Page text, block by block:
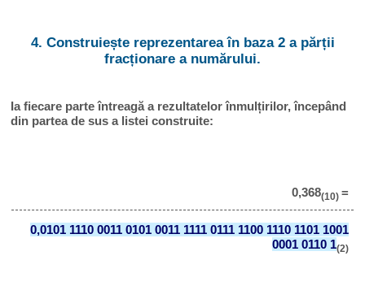
4. Construiește reprezentarea în baza 2 a părții
fracționare a numărului.
Ia fiecare parte întreagă a rezultatelor înmulțirilor, începând
din partea de sus a listei construite:
0,368(10) =
0,0101 1110 0011 0101 0011 1111 0111 1100 1110 1101 1001
0001 0110 1(2)